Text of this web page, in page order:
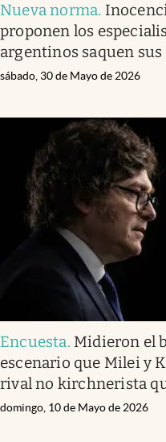
Nueva norma.
proponen los
argentinos saquen sus
sábado, 30 de Mayo de 2026
Encuesta. Midieron el
escenario que Milei y
rival no kirchnerista
domingo, 10 de Mayo de 2026